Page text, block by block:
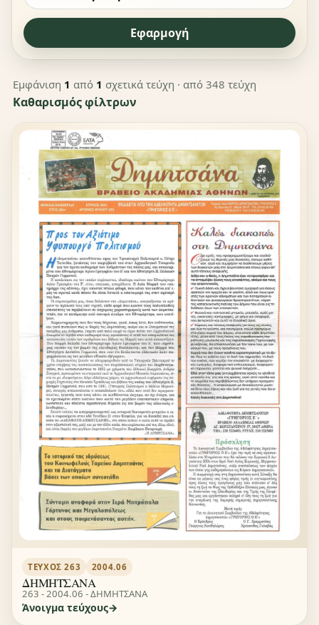
Εφαρμογή
Εμφάνιση 1 από 1 σχετικά τεύχη · από 348 τεύχη
Καθαρισμός φίλτρων
ΤΕΎΧΟΣ 263 2004.06
ΔΗΜΗΤΣΑΝΑ
263 - 2004.06 - ΔΗΜΗΤΣΑΝΑ
Άνοιγμα τεύχους